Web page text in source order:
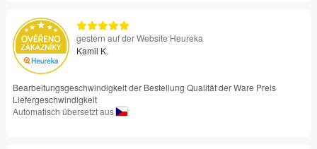
gestern auf der Website Heureka
Kamil K.
Bearbeitungsgeschwindigkeit der Bestellung Qualität der Ware Preis
Liefergeschwindigkeit
Automatisch übersetzt aus